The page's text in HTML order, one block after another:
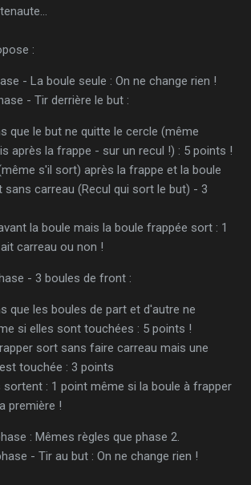
:
- La boule seule : On ne change rien !
- Tir derrière le but :
que le but ne quitte le cercle (même
après la frappe - sur un recul !) : 5 points !
s'il sort) après la frappe et la boule
carreau (Recul qui sort le but) - 3
la boule mais la boule frappée sort : 1
carreau ou non !
- 3 boules de front :
que les boules de part et d'autre ne
si elles sont touchées : 5 points !
sort sans faire carreau mais une
touchée : 3 points
sortent : 1 point même si la boule à frapper
première !
: Mêmes règles que phase 2.
- Tir au but : On ne change rien !